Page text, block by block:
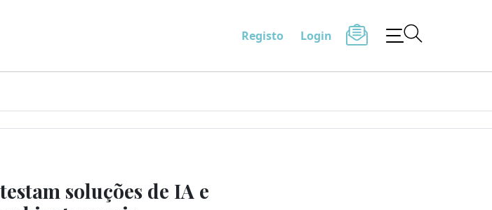
Registo Login
soluções de IA e